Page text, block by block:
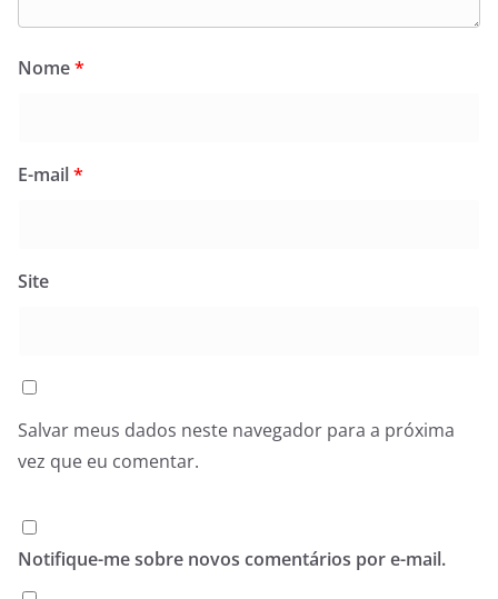
Nome*
E-mail*
Site
Salvar meus dados neste navegador para a próxima
vez que eu comentar.
Notifique-me sobre novos comentários por e-mail.